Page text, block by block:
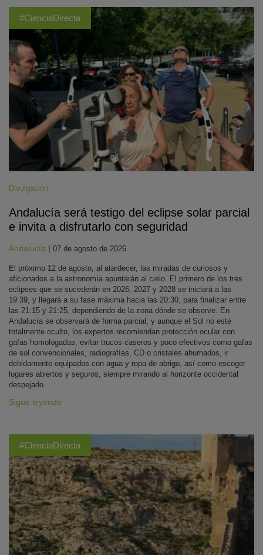
#CienciaDirecta
Divulgación
Andalucía será testigo del eclipse solar parcial
e invita a disfrutarlo con seguridad
Andalucía | 07 de agosto de 2026
El próximo 12 de agosto, al atardecer, las miradas de curiosos y
aficionados a la astronomía apuntarán al cielo. El primero de los tres
eclipses que se sucederán en 2026, 2027 y 2028 se iniciará a las
19:39, y llegará a su fase máxima hacia las 20:30, para finalizar entre
las 21:15 y 21:25, dependiendo de la zona dónde se observe. En
Andalucía se observará de forma parcial, y aunque el Sol no esté
totalmente oculto, los expertos recomiendan protección ocular con
gafas homologadas, evitar trucos caseros y poco efectivos como gafas
de sol convencionales, radiografías, CD o cristales ahumados, ir
debidamente equipados con agua y ropa de abrigo, así como escoger
lugares abiertos y seguros, siempre mirando al horizonte occidental
despejado.
Sigue leyendo
#CienciaDirecta